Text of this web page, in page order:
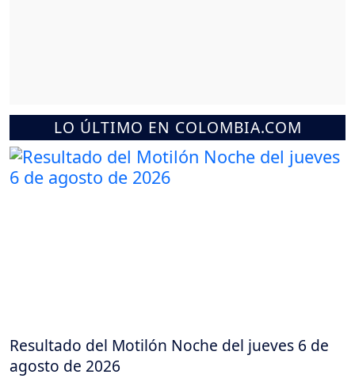
LO ÚLTIMO EN COLOMBIA.COM
Resultado del Motilón Noche del jueves 6 de
agosto de 2026